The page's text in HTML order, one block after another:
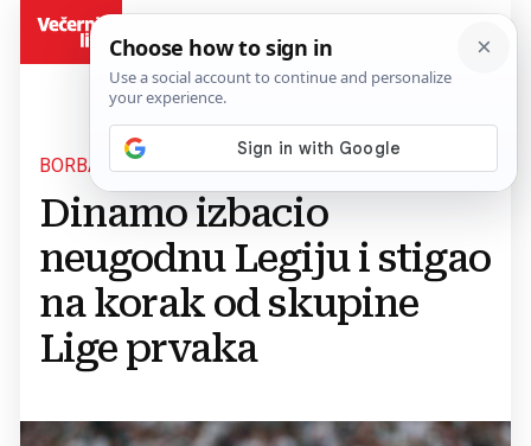
BORBA ZA LIGU PRVAKA
Dinamo izbacio
neugodnu Legiju i stigao
na korak od skupine
Lige prvaka